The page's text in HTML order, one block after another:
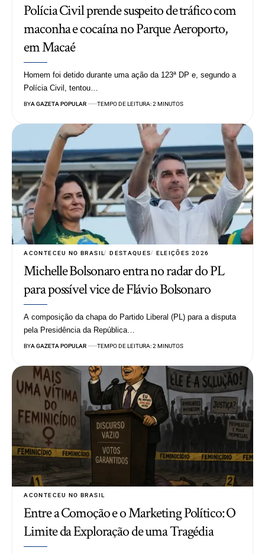
Polícia Civil prende suspeito de tráfico com
maconha e cocaína no Parque Aeroporto,
em Macaé
Homem foi detido durante uma ação da 123ª DP e, segundo a
Polícia Civil, tentou…
BYA GAZETA POPULAR TEMPO DE LEITURA: 2 MINUTOS
ACONTECEU NO BRASIL DESTAQUES ELEIÇÕES 2026
Michelle Bolsonaro entra no radar do PL
para possível vice de Flávio Bolsonaro
A composição da chapa do Partido Liberal (PL) para a disputa
pela Presidência da República…
BYA GAZETA POPULAR TEMPO DE LEITURA: 2 MINUTOS
ACONTECEU NO BRASIL
Entre a Comoção e o Marketing Político: O
Limite da Exploração de uma Tragédia